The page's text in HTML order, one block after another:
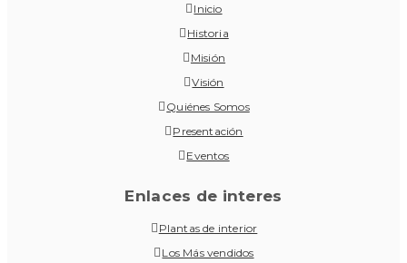
Inicio
Historia
Misión
Visión
Quiénes Somos
Presentación
Eventos
Enlaces de interes
Plantas de interior
Los Más vendidos